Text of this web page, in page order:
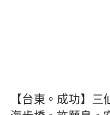
【台東。成功】